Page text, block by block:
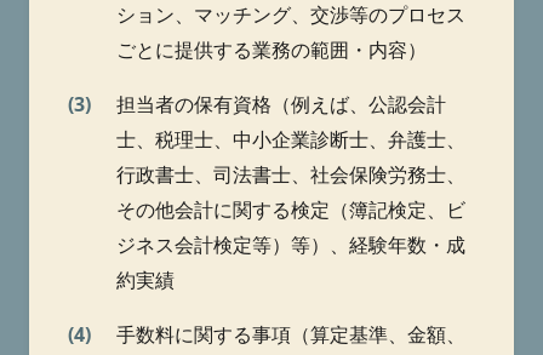
ション、マッチング、交渉等のプロセス
ごとに提供する業務の範囲・内容）
(3)
担当者の保有資格（例えば、公認会計
士、税理士、中小企業診断士、弁護士、
行政書士、司法書士、社会保険労務士、
その他会計に関する検定（簿記検定、ビ
ジネス会計検定等）等）、経験年数・成
約実績
(4)
手数料に関する事項（算定基準、金額、